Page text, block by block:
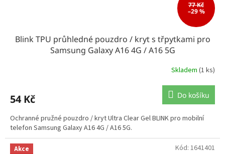
77 Kč
–29 %
Blink TPU průhledné pouzdro / kryt s třpytkami pro
Samsung Galaxy A16 4G / A16 5G
Skladem (1 ks)
54 Kč Do košíku
Ochranné pružné pouzdro / kryt Ultra Clear Gel BLINK pro mobilní
telefon Samsung Galaxy A16 4G / A16 5G.
Akce Kód: 1641401